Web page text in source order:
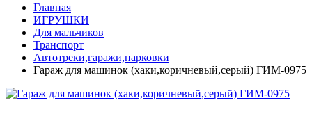
Главная
ИГРУШКИ
Для мальчиков
Транспорт
Автотреки,гаражи,парковки
Гараж для машинок (хаки,коричневый,серый) ГИМ-0975